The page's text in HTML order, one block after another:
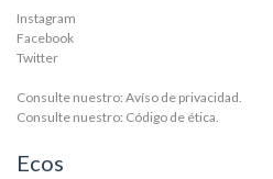
Instagram
Facebook
Twitter
Consulte nuestro: Avíso de privacidad.
Consulte nuestro: Código de ética.
Ecos